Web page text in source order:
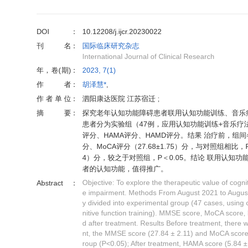
DOI
10.12208/j.ijcr.20230022
刊名
国际临床研究杂志
International Journal of Clinical Research
年，卷(期)
2023, 7(1)
作者
胡泽慧*
作者单位
泗阳康达医院 江苏宿迁 ;
摘要
探究老年认知功能障碍患者联用认知功能训练、音
患者分为实验组（47例，应用认知功能训练+音乐
评分、HAMA评分、HAMD评分。结果 治疗前，组
分、MoCA评分（27.68±1.75）分，与对照组相比
4）分，较之于对照组，P＜0.05。结论 联用认知功
者的认知功能，值得推广。
Abstract
Objective: To explore the therapeutic value of
e impairment. Methods From August 2021 to
y divided into experimental group (47 cases,
nitive function training). MMSE score, MoCA
d after treatment. Results Before treatment, there
nt, the MMSE score (27.84 ± 2.11) and MoCA
roup (P<0.05); After treatment, HAMA score (5.84